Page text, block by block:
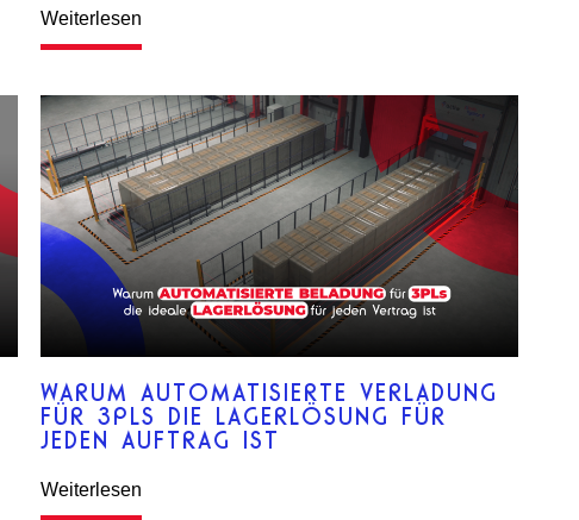
Weiterlesen
WARUM AUTOMATISIERTE VERLADUNG
FÜR 3PLS DIE LAGERLÖSUNG FÜR
JEDEN AUFTRAG IST
Weiterlesen